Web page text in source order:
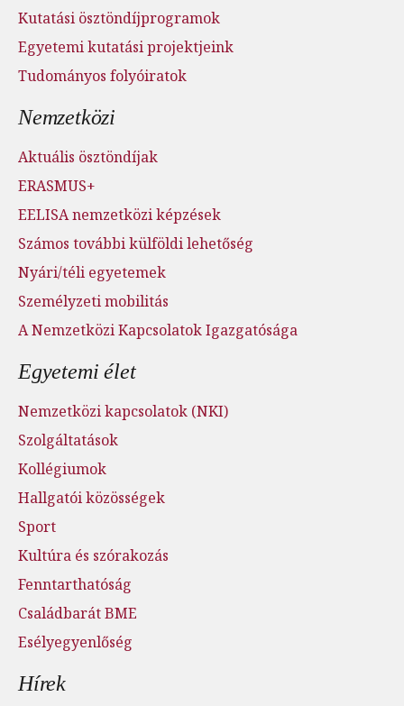
Kutatási ösztöndíjprogramok
Egyetemi kutatási projektjeink
Tudományos folyóiratok
Nemzetközi
Aktuális ösztöndíjak
ERASMUS+
EELISA nemzetközi képzések
Számos további külföldi lehetőség
Nyári/téli egyetemek
Személyzeti mobilitás
A Nemzetközi Kapcsolatok Igazgatósága
Egyetemi élet
Nemzetközi kapcsolatok (NKI)
Szolgáltatások
Kollégiumok
Hallgatói közösségek
Sport
Kultúra és szórakozás
Fenntarthatóság
Családbarát BME
Esélyegyenlőség
Hírek